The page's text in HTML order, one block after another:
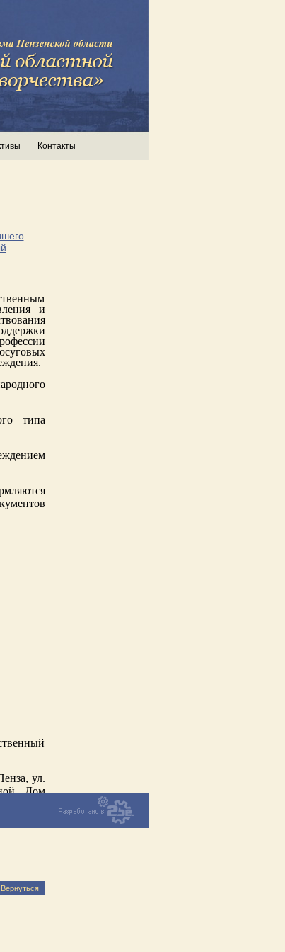
Контакты
и
типа
ул.
Дом
Вернуться